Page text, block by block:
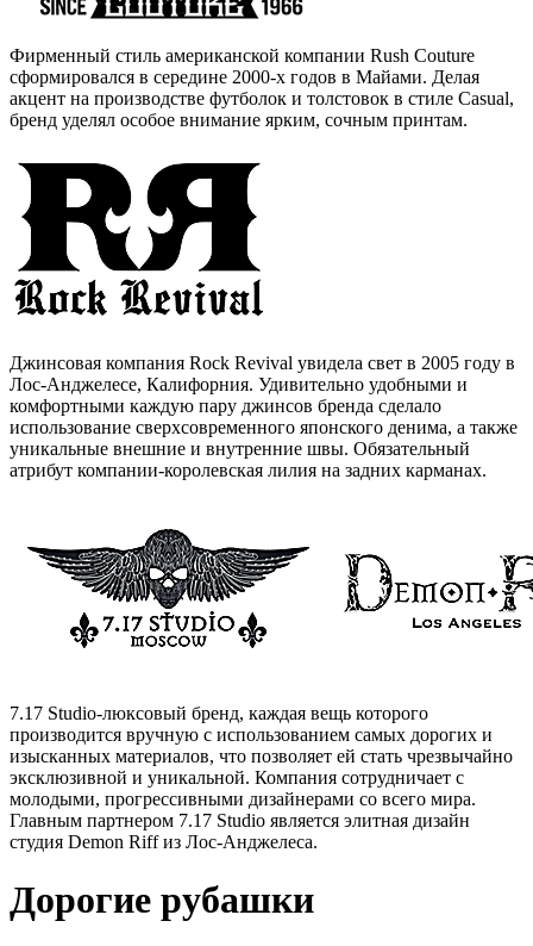
Фирменный стиль американской компании Rush Couture
сформировался в середине 2000-х годов в Майами. Делая
акцент на производстве футболок и толстовок в стиле Casual,
бренд уделял особое внимание ярким, сочным принтам.
Джинсовая компания Rock Revival увидела свет в 2005 году в
Лос-Анджелесе, Калифорния. Удивительно удобными и
комфортными каждую пару джинсов бренда сделало
использование сверхсовременного японского денима, а также
уникальные внешние и внутренние швы. Обязательный
атрибут компании-королевская лилия на задних карманах.
7.17 Studio-люксовый бренд, каждая вещь которого
производится вручную с использованием самых дорогих и
изысканных материалов, что позволяет ей стать чрезвычайно
эксклюзивной и уникальной. Компания сотрудничает с
молодыми, прогрессивными дизайнерами со всего мира.
Главным партнером 7.17 Studio является элитная дизайн
студия Demon Riff из Лос-Анджелеса.
Дорогие рубашки